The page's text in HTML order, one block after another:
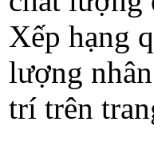
Xếp hạng
lượng
trí trên